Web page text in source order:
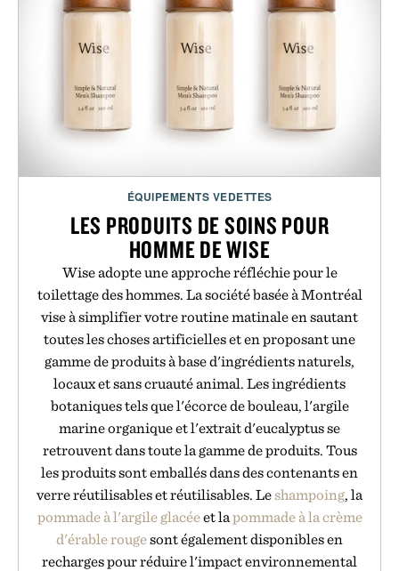
ÉQUIPEMENTS VEDETTES
LES PRODUITS DE SOINS POUR
HOMME DE WISE
Wise adopte une approche réfléchie pour le
toilettage des hommes. La société basée à Montréal
vise à simplifier votre routine matinale en sautant
toutes les choses artificielles et en proposant une
gamme de produits à base d'ingrédients naturels,
locaux et sans cruauté animal. Les ingrédients
botaniques tels que l'écorce de bouleau, l'argile
marine organique et l'extrait d'eucalyptus se
retrouvent dans toute la gamme de produits. Tous
les produits sont emballés dans des contenants en
verre réutilisables et réutilisables. Leshampoing, la
pommade à l'argile glacéeet lapommade à la crème
d'érable rougesont également disponibles en
recharges pour réduire l'impact environnemental